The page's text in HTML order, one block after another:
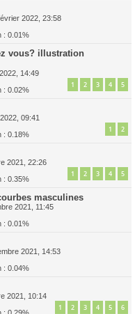
2022, 23:58
: 0.01%
vous? illustration
14:49
1 2 3 4 5
: 0.02%
09:41
1 2
: 0.18%
2021, 22:26
1 2 3 4 5
: 0.35%
masculines
2021, 11:45
: 0.01%
2021, 14:53
: 0.04%
2021, 10:14
1 2 3 4 5 6